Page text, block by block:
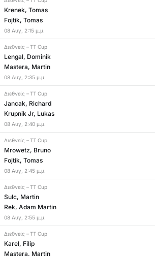
Krenek, Tomas
Fojtik, Tomas
08 Αυγ, 2:15 μ.μ.
Διεθνείς – TT Cup
Lengal, Dominik
Mastera, Martin
08 Αυγ, 2:35 μ.μ.
Διεθνείς – TT Cup
Jancak, Richard
Krupnik Jr, Lukas
08 Αυγ, 2:40 μ.μ.
Διεθνείς – TT Cup
Mrowetz, Bruno
Fojtik, Tomas
08 Αυγ, 2:45 μ.μ.
Διεθνείς – TT Cup
Sulc, Martin
Rek, Adam Martin
08 Αυγ, 2:55 μ.μ.
Διεθνείς – TT Cup
Karel, Filip
Mastera, Martin